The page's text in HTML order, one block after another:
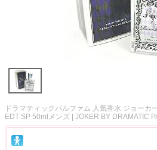
ドラマティックパルファム 人気香水 ジョーカ
EDT SP 50mlメンズ | JOKER BY DRAMATIC